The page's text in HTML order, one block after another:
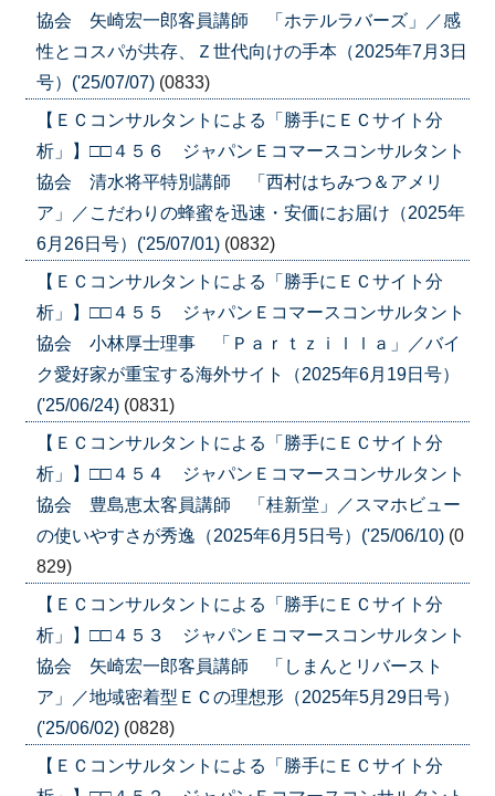
協会 矢崎宏一郎客員講師 「ホテルラバーズ」／感
性とコスパが共存、Ｚ世代向けの手本（2025年7月3日
号）('25/07/07) (0833)
【ＥＣコンサルタントによる「勝手にＥＣサイト分
析」】□□４５６ ジャパンＥコマースコンサルタント
協会 清水将平特別講師 「西村はちみつ＆アメリ
ア」／こだわりの蜂蜜を迅速・安価にお届け（2025年
6月26日号）('25/07/01) (0832)
【ＥＣコンサルタントによる「勝手にＥＣサイト分
析」】□□４５５ ジャパンＥコマースコンサルタント
協会 小林厚士理事 「Ｐａｒｔｚｉｌｌａ」／バイ
ク愛好家が重宝する海外サイト（2025年6月19日号）
('25/06/24) (0831)
【ＥＣコンサルタントによる「勝手にＥＣサイト分
析」】□□４５４ ジャパンＥコマースコンサルタント
協会 豊島恵太客員講師 「桂新堂」／スマホビュー
の使いやすさが秀逸（2025年6月5日号）('25/06/10) (0
829)
【ＥＣコンサルタントによる「勝手にＥＣサイト分
析」】□□４５３ ジャパンＥコマースコンサルタント
協会 矢崎宏一郎客員講師 「しまんとリバースト
ア」／地域密着型ＥＣの理想形（2025年5月29日号）
('25/06/02) (0828)
【ＥＣコンサルタントによる「勝手にＥＣサイト分